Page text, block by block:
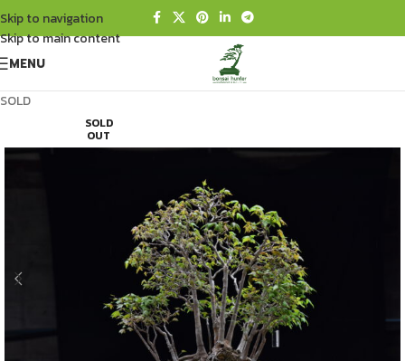
Skip to navigation
Skip to main content
MENU
SOLD
SOLD
OUT